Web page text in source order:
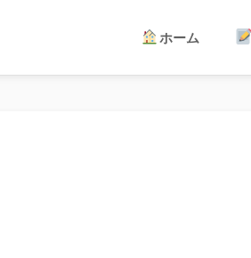
ホーム